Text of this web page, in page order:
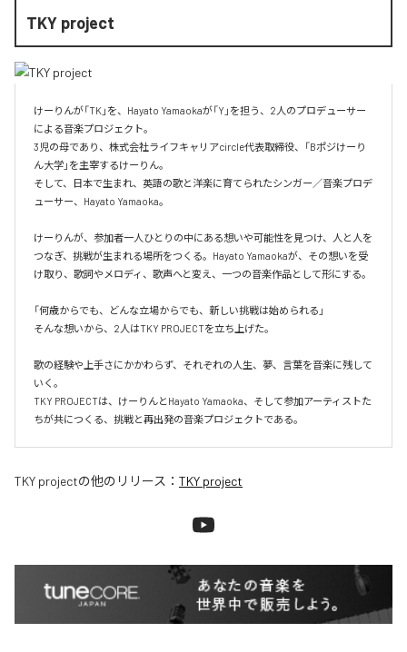
TKY project
けーりんが「TK」を、Hayato Yamaokaが「Y」を担う、2人のプロデューサー
による音楽プロジェクト。
3児の母であり、株式会社ライフキャリアcircle代表取締役、「Bポジけーり
ん大学」を主宰するけーりん。
そして、日本で生まれ、英語の歌と洋楽に育てられたシンガー／音楽プロデ
ューサー、Hayato Yamaoka。
けーりんが、参加者一人ひとりの中にある想いや可能性を見つけ、人と人を
つなぎ、挑戦が生まれる場所をつくる。Hayato Yamaokaが、その想いを受
け取り、歌詞やメロディ、歌声へと変え、一つの音楽作品として形にする。
「何歳からでも、どんな立場からでも、新しい挑戦は始められる」
そんな想いから、2人はTKY PROJECTを立ち上げた。
歌の経験や上手さにかかわらず、それぞれの人生、夢、言葉を音楽に残して
いく。
TKY PROJECTは、けーりんとHayato Yamaoka、そして参加アーティストた
ちが共につくる、挑戦と再出発の音楽プロジェクトである。
TKY projectの他のリリース： TKY project